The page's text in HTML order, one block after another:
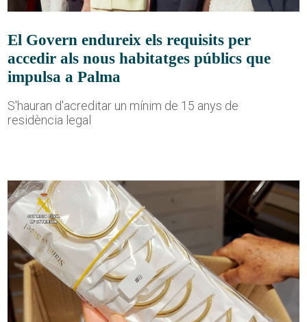
El Govern endureix els requisits per
accedir als nous habitatges públics que
impulsa a Palma
S'hauran d'acreditar un mínim de 15 anys de
residència legal